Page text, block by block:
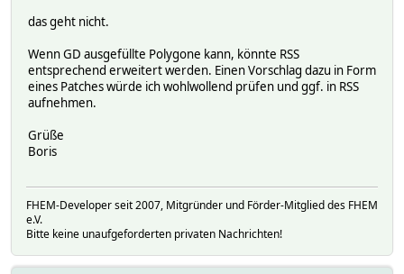
das geht nicht.
Wenn GD ausgefüllte Polygone kann, könnte RSS
entsprechend erweitert werden. Einen Vorschlag dazu in Form
eines Patches würde ich wohlwollend prüfen und ggf. in RSS
aufnehmen.
Grüße
Boris
FHEM-Developer seit 2007, Mitgründer und Förder-Mitglied des FHEM
e.V.
Bitte keine unaufgeforderten privaten Nachrichten!